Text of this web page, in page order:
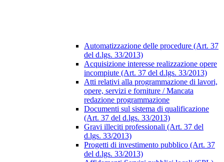
Automatizzazione delle procedure (Art. 37
del d.lgs. 33/2013)
Acquisizione interesse realizzazione opere
incompiute (Art. 37 del d.lgs. 33/2013)
Atti relativi alla programmazione di lavori,
opere, servizi e forniture / Mancata
redazione programmazione
Documenti sul sistema di qualificazione
(Art. 37 del d.lgs. 33/2013)
Gravi illeciti professionali (Art. 37 del
d.lgs. 33/2013)
Progetti di investimento pubblico (Art. 37
del d.lgs. 33/2013)